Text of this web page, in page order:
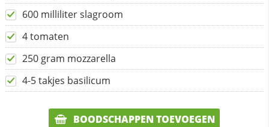
600 milliliter slagroom
4 tomaten
250 gram mozzarella
4-5 takjes basilicum
BOODSCHAPPEN TOEVOEGEN